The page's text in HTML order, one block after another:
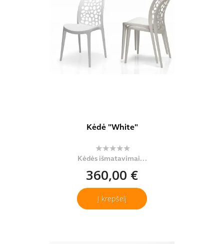
Kėdė "White"
Kėdės išmatavimai...
360,00 €
Į krepšelį